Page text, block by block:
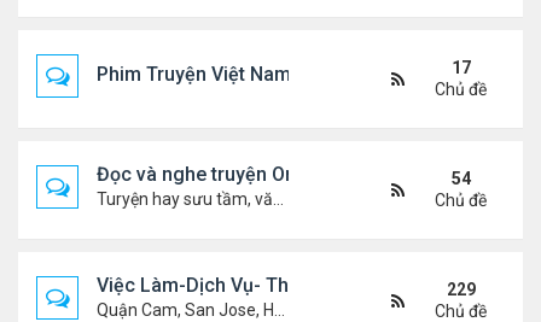
Phim Truyện Việt Nam Online
17
Chủ đề
Đọc và nghe truyện Online
54
Chủ đề
Việc Làm-Dịch Vụ- Thuê Nhà
229
Chủ đề